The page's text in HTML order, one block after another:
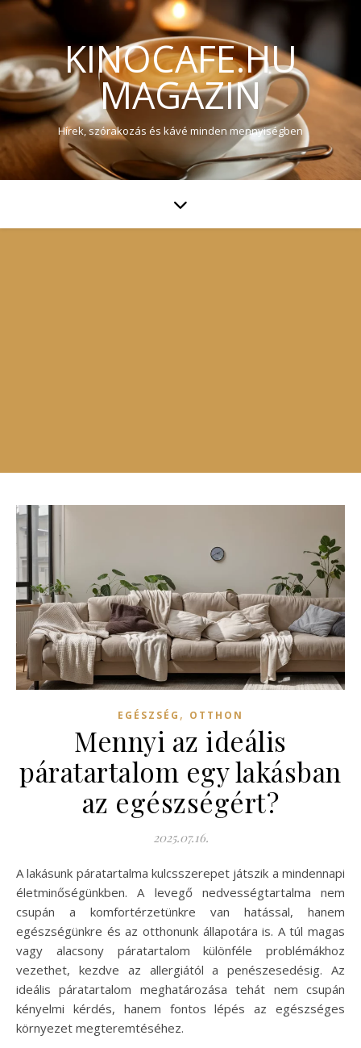
KINOCAFE.HU
MAGAZIN
Hírek, szórakozás és kávé minden mennyiségben
EGÉSZSÉG , OTTHON
Mennyi az ideális
páratartalom egy lakásban
az egészségért?
2025.07.16.
A lakásunk páratartalma kulcsszerepet játszik a mindennapi
életminőségünkben. A levegő nedvességtartalma nem
csupán a komfortérzetünkre van hatással, hanem
egészségünkre és az otthonunk állapotára is. A túl magas
vagy alacsony páratartalom különféle problémákhoz
vezethet, kezdve az allergiától a penészesedésig. Az
ideális páratartalom meghatározása tehát nem csupán
kényelmi kérdés, hanem fontos lépés az egészséges
környezet megteremtéséhez.